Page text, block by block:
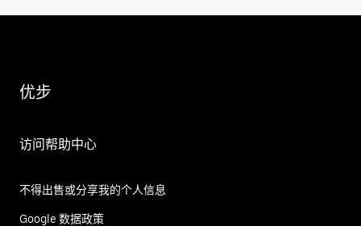
优步
访问帮助中心
不得出售或分享我的个人信息
Google 数据政策